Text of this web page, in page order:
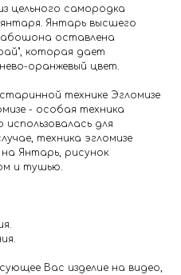
цельного самородка
Янтарь высшего
оставлена
которая дает
оранжевый цвет.
технике Эгломизе
- особая техника
использовалась для
техника эгломизе
Янтарь, рисунок
и тушью.
Вас изделие на видео,